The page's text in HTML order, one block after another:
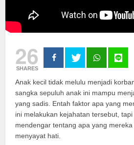
26
SHARES
Anak kecil tidak melulu menjadi
sangka sepuluh anak ini mampu
yang sadis. Entah faktor apa yang
ini melakukan kejahatan tersebut,
mendengar tentang apa yang
menyayat hati.